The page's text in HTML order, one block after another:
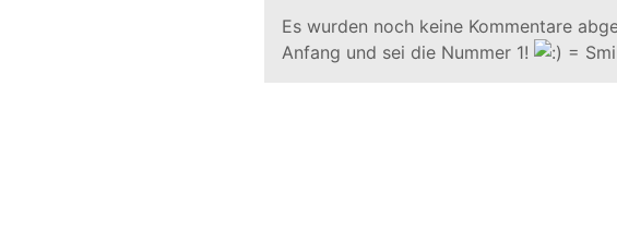
Es wurden noch keine Kommentare
Anfang und sei die Nummer 1!